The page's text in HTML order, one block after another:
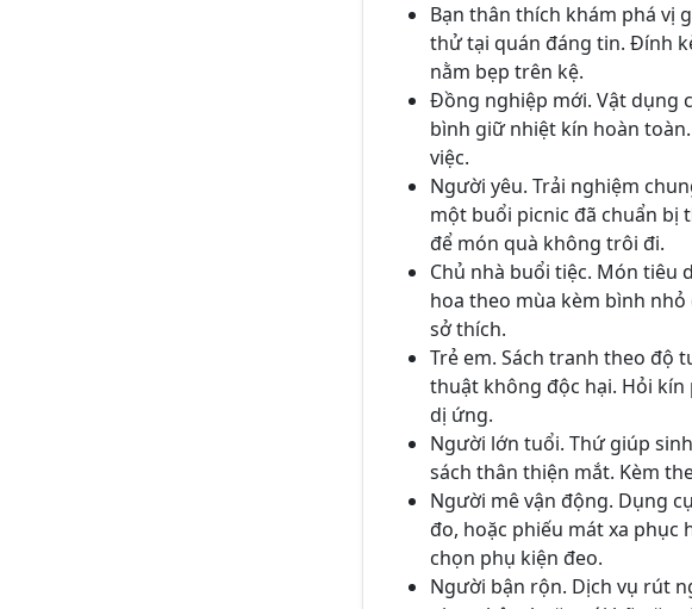
Bạn thân thích khám phá vị
thử tại quán đáng tin. Đính
nằm bẹp trên kệ.
Đồng nghiệp mới. Vật dụng
bình giữ nhiệt kín hoàn
việc.
Người yêu. Trải nghiệm
một buổi picnic đã chuẩn bị
để món quà không trôi đi.
Chủ nhà buổi tiệc. Món tiêu
hoa theo mùa kèm bình
sở thích.
Trẻ em. Sách tranh theo độ
thuật không độc hại. Hỏi kín
dị ứng.
Người lớn tuổi. Thứ giúp
sách thân thiện mắt. Kèm
Người mê vận động. Dụng
đo, hoặc phiếu mát xa phục
chọn phụ kiện đeo.
Người bận rộn. Dịch vụ rút